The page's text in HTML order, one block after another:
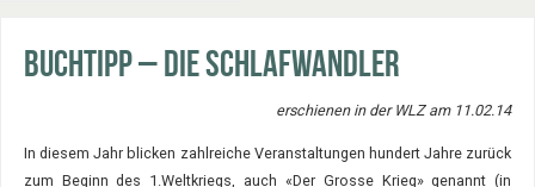
Buchtipp – Die Schlafwandler
erschienen in der WLZ am 11.02.14
In diesem Jahr blicken zahlreiche Veranstaltungen hundert Jahre zurück
zum Beginn des 1.Weltkriegs, auch «Der Grosse Krieg» genannt (in